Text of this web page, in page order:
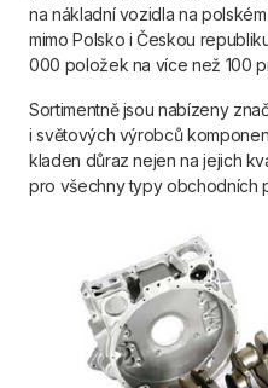
na nákladní vozidla na
mimo Polsko i Českou
000 položek na více než 100
Sortimentně jsou nabízeny
i světových výrobců
kladen důraz nejen na jejich
pro všechny typy obchodních